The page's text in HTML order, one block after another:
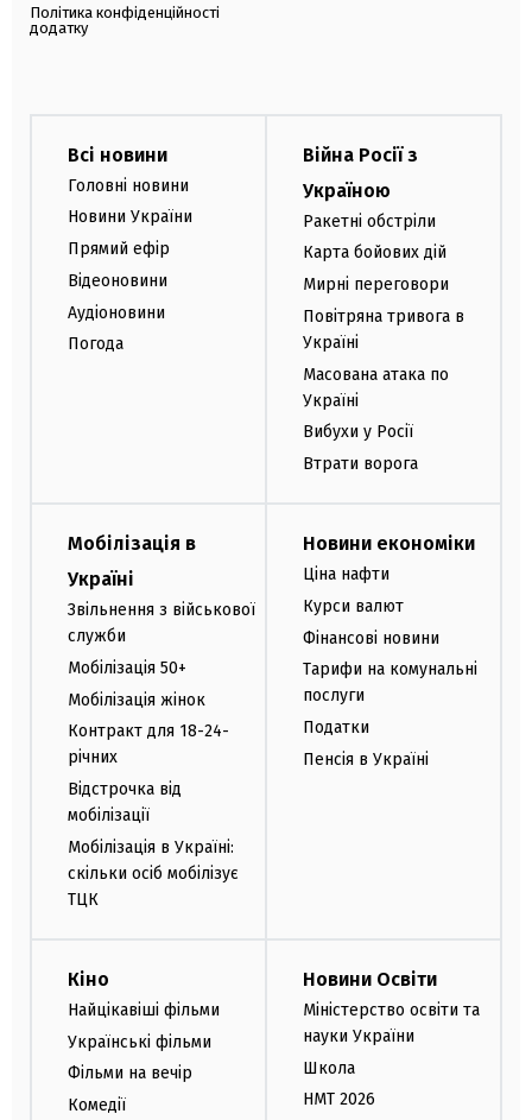
Політика конфіденційності
додатку
Всі новини
Головні новини
Новини України
Прямий ефір
Відеоновини
Аудіоновини
Погода
Війна Росії з
Україною
Ракетні обстріли
Карта бойових дій
Мирні переговори
Повітряна тривога в
Україні
Масована атака по
Україні
Вибухи у Росії
Втрати ворога
Мобілізація в
Україні
Звільнення з військової
служби
Мобілізація 50+
Мобілізація жінок
Контракт для 18-24-
річних
Відстрочка від
мобілізації
Мобілізація в Україні:
скільки осіб мобілізує
ТЦК
Новини економіки
Ціна нафти
Курси валют
Фінансові новини
Тарифи на комунальні
послуги
Податки
Пенсія в Україні
Кіно
Найцікавіші фільми
Українські фільми
Фільми на вечір
Комедії
Новини Освіти
Міністерство освіти та
науки України
Школа
НМТ 2026